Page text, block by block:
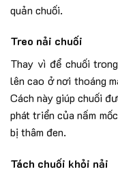
quản chuối.
Treo nải chuối
Thay vì để chuối
lên cao ở nơi thoáng
Cách này giúp chuối
phát triển của nấm
bị thâm đen.
Tách chuối khỏi nải